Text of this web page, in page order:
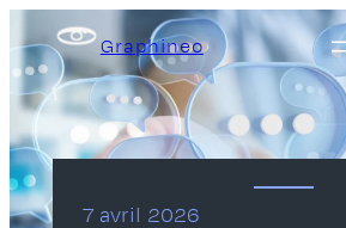
au
contenu
Graphineo
7 avril 2026